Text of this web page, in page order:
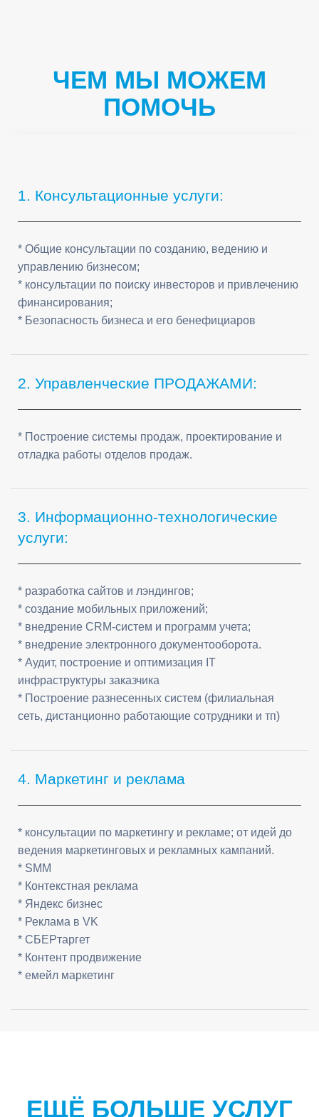
ЧЕМ МЫ МОЖЕМ
ПОМОЧЬ
1. Консультационные услуги:
* Общие консультации по созданию, ведению и
управлению бизнесом;
* консультации по поиску инвесторов и привлечению
финансирования;
* Безопасность бизнеса и его бенефициаров
2. Управленческие ПРОДАЖАМИ:
* Построение системы продаж, проектирование и
отладка работы отделов продаж.
3. Информационно-технологические
услуги:
* разработка сайтов и лэндингов;
* создание мобильных приложений;
* внедрение CRM-систем и программ учета;
* внедрение электронного документооборота.
* Аудит, построение и оптимизация IT
инфраструктуры заказчика
* Построение разнесенных систем (филиальная
сеть, дистанционно работающие сотрудники и тп)
4. Маркетинг и реклама
* консультации по маркетингу и рекламе; от идей до
ведения маркетинговых и рекламных кампаний.
* SMM
* Контекстная реклама
* Яндекс бизнес
* Реклама в VK
* СБЕРтаргет
* Контент продвижение
* емейл маркетинг
ЕЩЁ БОЛЬШЕ УСЛУГ